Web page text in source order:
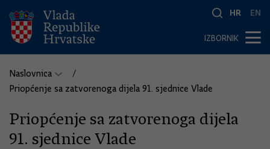
HR EN
IZBORNIK
Naslovnica
Priopćenje sa zatvorenoga dijela 91. sjednice Vlade
Priopćenje sa zatvorenoga dijela
91. sjednice Vlade